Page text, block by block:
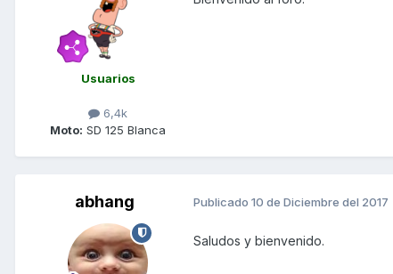
Usuarios
6,4k
Moto: SD 125 Blanca
abhang Publicado 10 de Diciembre del 2017
Saludos y bienvenido.